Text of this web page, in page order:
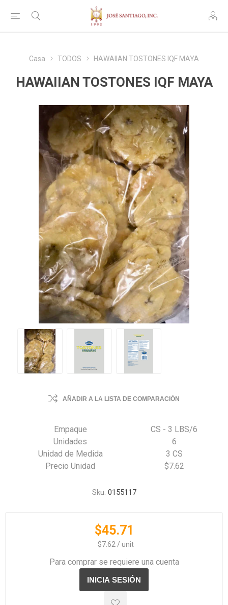
Casa TODOS HAWAIIAN TOSTONES IQF MAYA
HAWAIIAN TOSTONES IQF MAYA
AÑADIR A LA LISTA DE COMPARACIÓN
Empaque
CS - 3 LBS/6
Unidades
6
Unidad de Medida
3 CS
Precio Unidad
$7.62
Sku: 0155117
$45.71
‏‏‎ ‎‏‏‎ ‎$7.62 / unit
Para comprar se requiere una cuenta